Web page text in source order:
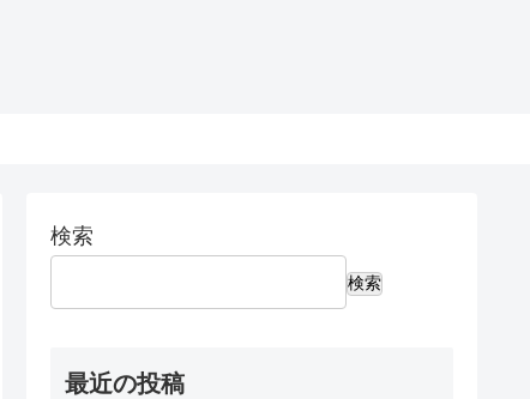
検索
検索
最近の投稿